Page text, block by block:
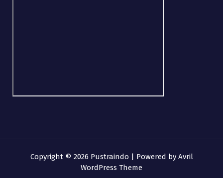
Copyright © 2026 Pustraindo | Powered by Avril
WordPress Theme